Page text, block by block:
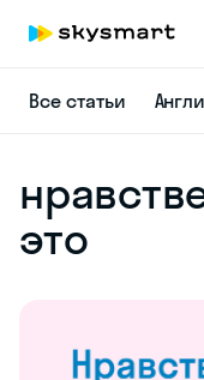
Все статьи
это